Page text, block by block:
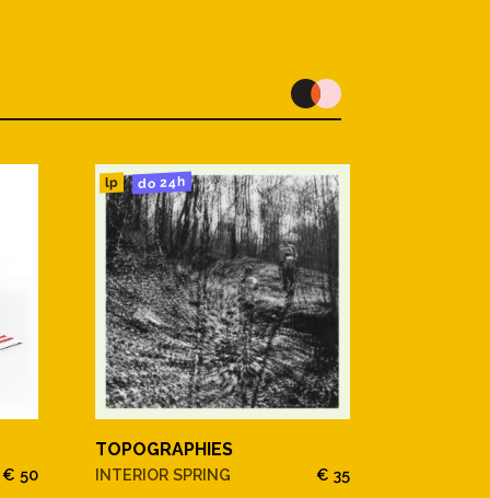
€ 50
lp do 24h
TOPOGRAPHIES
INTERIOR SPRING € 35